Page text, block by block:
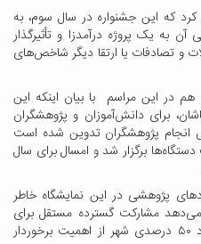
کرد که این جشنواره در سال سوم، به
یک پروژه درآمدزا و تأثیرگذار
و تصادفات یا ارتقا دیگر شاخص‌های
هم در این مراسم با بیان اینکه این
برای دانش‌آموزان و پژوهشگران
انجام پژوهشگران تدوین شده است
برگزار شد و امسال برای سال
پژوهشی در این نمایشگاه خاطر
مشارکت گسترده مستقل برای
کارآفرینی و پژوهش به جمعیت حدود ۵۰ درصدی شهر از اهمیت برخوردار